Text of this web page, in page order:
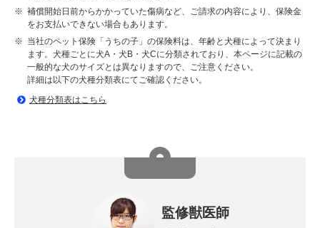
※ 補償開始日前からかかっていた傷病など、ご請求の内容により、保険金
をお支払いできない場合もあります。
※ 当社のペット保険「うちの子」の保険料は、年齢と犬種によって決まり
ます。犬種ごとに犬A・犬B・犬Cに分類されており、本ページに記載の
一般的な犬のサイズとは異なりますので、ご注意ください。
詳細は以下の犬種分類表にてご確認ください。
犬種分類表はこちら
監修獣医師